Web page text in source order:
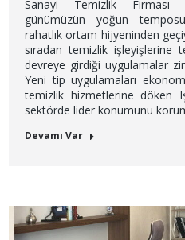
Sanayi Temizlik Firması
günümüzün yoğun
rahatlık ortam hijyeninden
sıradan temizlik işleyişlerine
devreye girdiği uygulamalar
Yeni tip uygulamaları
temizlik hizmetlerine döken
sektörde lider konumunu
Devamı Var